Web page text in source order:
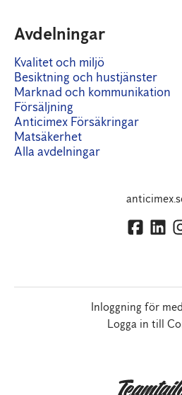
Avdelningar
Kvalitet och miljö
Besiktning och hustjänster
Marknad och kommunikation
Försäljning
Anticimex Försäkringar
Matsäkerhet
Alla avdelningar
Inloggning för
Logga in till